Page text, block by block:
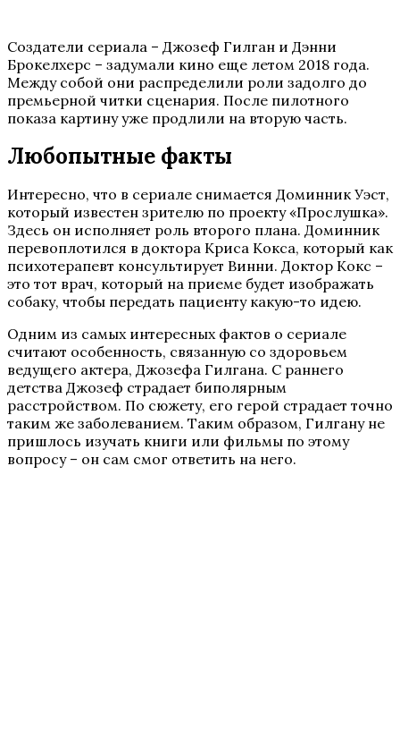
Создатели сериала – Джозеф Гилган и Дэнни
Брокелхерс – задумали кино еще летом 2018 года.
Между собой они распределили роли задолго до
премьерной читки сценария. После пилотного
показа картину уже продлили на вторую часть.
Любопытные факты
Интересно, что в сериале снимается Доминник Уэст,
который известен зрителю по проекту «Прослушка».
Здесь он исполняет роль второго плана. Доминник
перевоплотился в доктора Криса Кокса, который как
психотерапевт консультирует Винни. Доктор Кокс –
это тот врач, который на приеме будет изображать
собаку, чтобы передать пациенту какую-то идею.
Одним из самых интересных фактов о сериале
считают особенность, связанную со здоровьем
ведущего актера, Джозефа Гилгана. С раннего
детства Джозеф страдает биполярным
расстройством. По сюжету, его герой страдает точно
таким же заболеванием. Таким образом, Гилгану не
пришлось изучать книги или фильмы по этому
вопросу – он сам смог ответить на него.